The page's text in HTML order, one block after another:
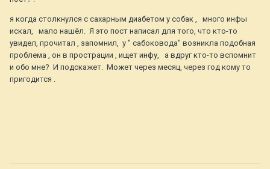
Стабильности никакой. Попробовали человеческий -
Левемир называется. Самое главное- началась
стабильность. По цене разница в 10 ( ДЕСЯТЬ) раз. Для нас,
пенсионеров, это существенно.
Вот как то так , общими словами.
К сожалению , профилактика сахарного диабета очень
я когда столкнулся с сахарным диабетом у собак , много инфы
искал, мало нашёл. Я это пост написал для того, что кто-то
увидел, прочитал , запомнил, у " сабоковода" возникла подобная
проблема , он в прострации , ищет инфу, а вдруг кто-то вспомнит
и обо мне? И подскажет. Может через месяц, через год кому то
пригодится .